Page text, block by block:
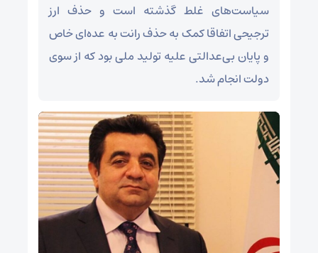
سیاست‌های غلط گذشته است و حذف ارز
ترجیحی اتفاقا کمک به حذف رانت به عده‌ای خاص
و پایان بی‌عدالتی علیه تولید ملی بود که از سوی
دولت انجام شد.